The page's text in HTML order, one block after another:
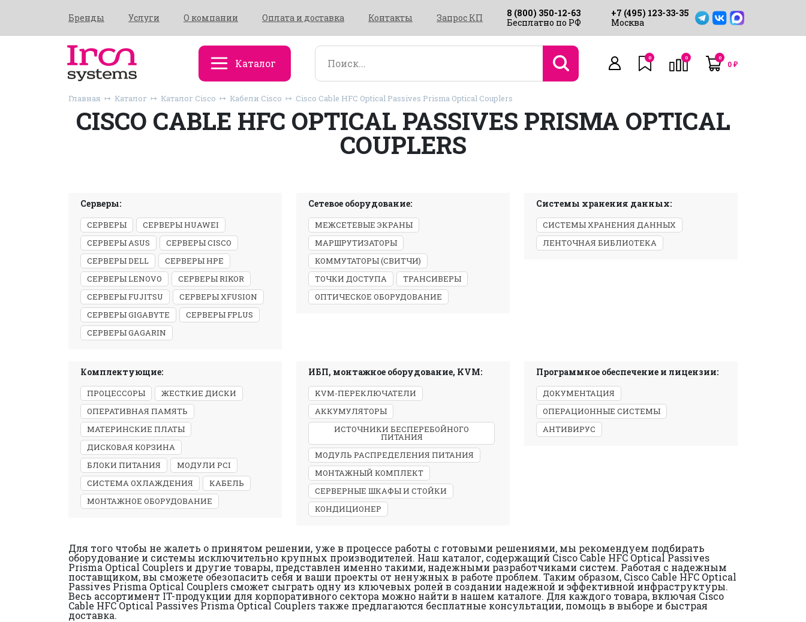
Бренды Услуги О компании Оплата и доставка Контакты Запрос КП
8 (800) 350-12-63
Бесплатно по РФ
+7 (495) 123-33-35
Москва
Каталог 0 0 0
0₽
Главная Каталог Каталог Cisco Кабели Cisco Cisco Cable HFC Optical Passives Prisma Optical Couplers
CISCO CABLE HFC OPTICAL PASSIVES PRISMA OPTICAL
COUPLERS
Серверы:
СЕРВЕРЫ
СЕРВЕРЫ HUAWEI
СЕРВЕРЫ ASUS
СЕРВЕРЫ CISCO
СЕРВЕРЫ DELL
СЕРВЕРЫ HPE
СЕРВЕРЫ LENOVO
СЕРВЕРЫ RIKOR
СЕРВЕРЫ FUJITSU
СЕРВЕРЫ XFUSION
СЕРВЕРЫ GIGABYTE
СЕРВЕРЫ FPLUS
СЕРВЕРЫ GAGARIN
Сетевое оборудование:
МЕЖСЕТЕВЫЕ ЭКРАНЫ
МАРШРУТИЗАТОРЫ
КОММУТАТОРЫ (СВИТЧИ)
ТОЧКИ ДОСТУПА
ТРАНСИВЕРЫ
ОПТИЧЕСКОЕ ОБОРУДОВАНИЕ
Системы хранения данных:
СИСТЕМЫ ХРАНЕНИЯ ДАННЫХ
ЛЕНТОЧНАЯ БИБЛИОТЕКА
Комплектующие:
ПРОЦЕССОРЫ
ЖЕСТКИЕ ДИСКИ
ОПЕРАТИВНАЯ ПАМЯТЬ
МАТЕРИНСКИЕ ПЛАТЫ
ДИСКОВАЯ КОРЗИНА
БЛОКИ ПИТАНИЯ
МОДУЛИ PCI
СИСТЕМА ОХЛАЖДЕНИЯ
КАБЕЛЬ
МОНТАЖНОЕ ОБОРУДОВАНИЕ
ИБП, монтажное оборудование, KVM:
KVM-ПЕРЕКЛЮЧАТЕЛИ
АККУМУЛЯТОРЫ
ИСТОЧНИКИ БЕСПЕРЕБОЙНОГО
ПИТАНИЯ
МОДУЛЬ РАСПРЕДЕЛЕНИЯ ПИТАНИЯ
МОНТАЖНЫЙ КОМПЛЕКТ
СЕРВЕРНЫЕ ШКАФЫ И СТОЙКИ
КОНДИЦИОНЕР
Программное обеспечение и лицензии:
ДОКУМЕНТАЦИЯ
ОПЕРАЦИОННЫЕ СИСТЕМЫ
АНТИВИРУС
Для того чтобы не жалеть о принятом решении, уже в процессе работы с готовыми решениями, мы рекомендуем подбирать
оборудование и системы исключительно крупных производителей. Наш каталог, содержащий Cisco Cable HFC Optical Passives
Prisma Optical Couplers и другие товары, представлен именно такими, надежными разработчиками систем. Работая с надежным
поставщиком, вы сможете обезопасить себя и ваши проекты от ненужных в работе проблем. Таким образом, Cisco Cable HFC Optical
Passives Prisma Optical Couplers сможет сыграть одну из ключевых ролей в создании надежной и эффективной инфраструктуры.
Весь ассортимент IT-продукции для корпоративного сектора можно найти в нашем каталоге. Для каждого товара, включая Cisco
Cable HFC Optical Passives Prisma Optical Couplers также предлагаются бесплатные консультации, помощь в выборе и быстрая
доставка.